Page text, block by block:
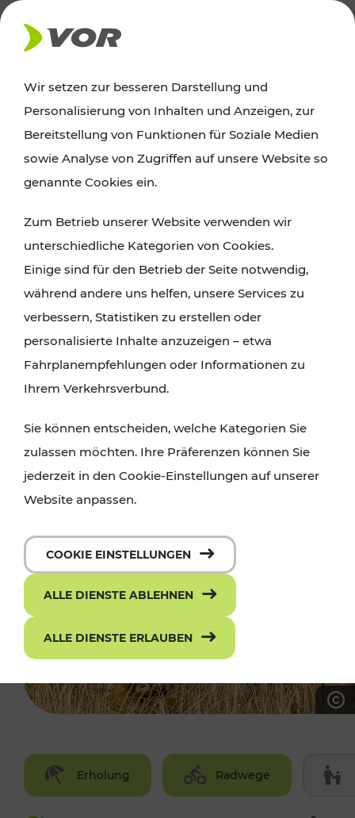
AKTUELLES
Ausflugstipps
Wien, Niederösterreich und das Burgenland
Wanderungen, Kultur und Gastronomie,
Radtouren oder purer Naturgenuss – viele
Attraktionen sind mit den Ticket- und Fahrplan-
Angeboten des VOR gut und schnell erreichbar.
Erholung Radwege
Wir setzen zur besseren Darstellung und
Personalisierung von Inhalten und Anzeigen, zur
Bereitstellung von Funktionen für Soziale Medien
sowie Analyse von Zugriffen auf unsere Website so
genannte Cookies ein.
Zum Betrieb unserer Website verwenden wir
unterschiedliche Kategorien von Cookies.
Einige sind für den Betrieb der Seite notwendig,
während andere uns helfen, unsere Services zu
verbessern, Statistiken zu erstellen oder
personalisierte Inhalte anzuzeigen – etwa
Fahrplanempfehlungen oder Informationen zu
Ihrem Verkehrsverbund.
Sie können entscheiden, welche Kategorien Sie
zulassen möchten. Ihre Präferenzen können Sie
jederzeit in den Cookie-Einstellungen auf unserer
Website anpassen.
COOKIE EINSTELLUNGEN
ALLE DIENSTE ABLEHNEN
ALLE DIENSTE ERLAUBEN